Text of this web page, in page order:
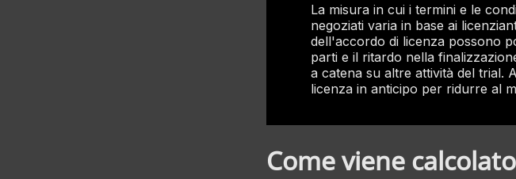
La misura in cui i termini e le
negoziati varia in base ai
dell'accordo di licenza possono
parti e il ritardo nella
a catena su altre attività del trial.
licenza in anticipo per ridurre al
Come viene